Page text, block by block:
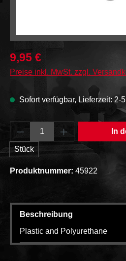
9,95 €
Preise inkl. MwSt. zzgl.
Sofort verfügbar, Lieferzeit: 2-
Produkt Anzahl: Gib
Stück
In
Produktnummer: 45922
Beschreibung
Plastic and Polyurethane